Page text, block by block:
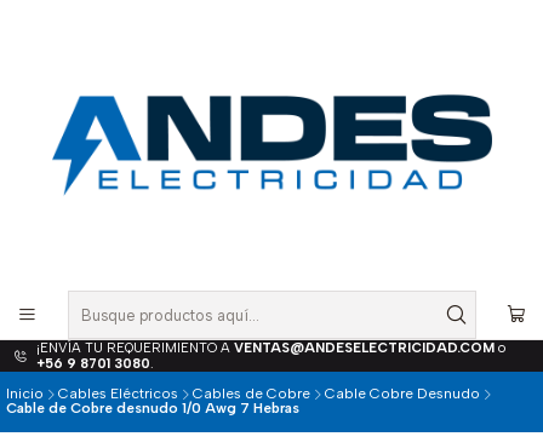
¡ENVÍA TU REQUERIMIENTO A VENTAS@ANDESELECTRICIDAD.COMo
+56 9 8701 3080.
Inicio
Cables Eléctricos Cables de Cobre
Cable Cobre Desnudo
Cable de Cobre desnudo 1/0 Awg 7 Hebras